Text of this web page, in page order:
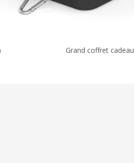
Grand coffret cadeau